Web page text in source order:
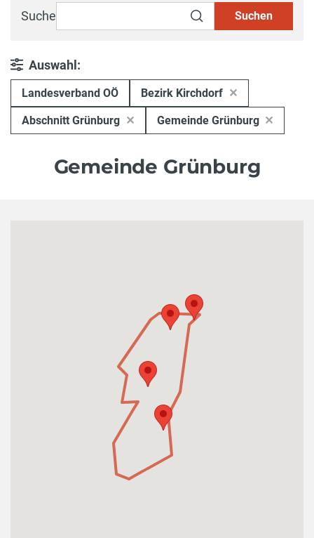
Suche Suchen
Auswahl:
Landesverband OÖ Bezirk Kirchdorf
Abschnitt Grünburg Gemeinde Grünburg
Gemeinde Grünburg